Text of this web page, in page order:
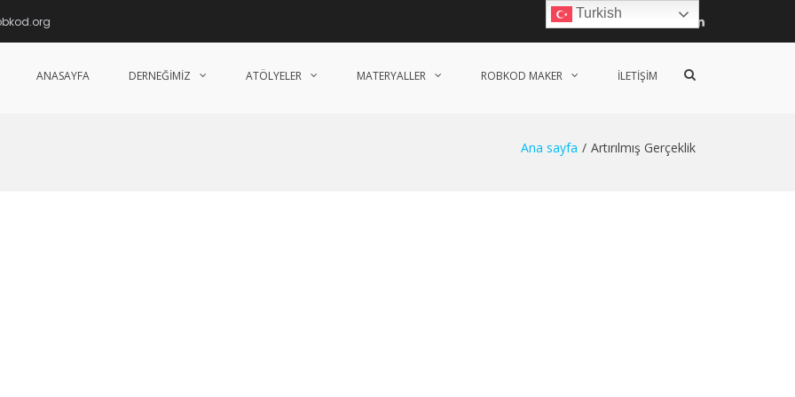
Facebook
TwitterLinkedin
ANASAYFA DERNEĞIMIZ ATÖLYELER MATERYALLER ROBKOD MAKER İLETIŞIM
Arama
Ana sayfa Artırılmış Gerçeklik
Turkish